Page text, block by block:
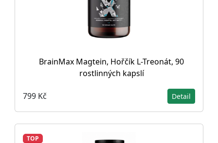
BrainMax Magtein, Hořčík L-Treonát, 90
rostlinných kapslí
799 Kč Detail
TOP